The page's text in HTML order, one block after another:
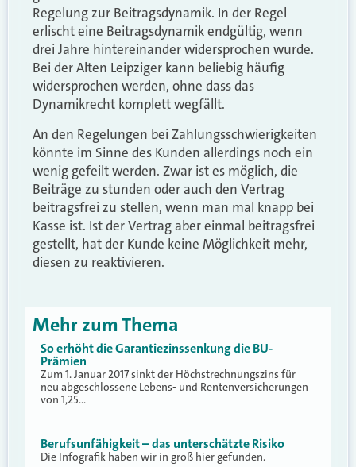
Regelung zur Beitragsdynamik. In der Regel
erlischt eine Beitragsdynamik endgültig, wenn
drei Jahre hintereinander widersprochen wurde.
Bei der Alten Leipziger kann beliebig häufig
widersprochen werden, ohne dass das
Dynamikrecht komplett wegfällt.
An den Regelungen bei Zahlungsschwierigkeiten
könnte im Sinne des Kunden allerdings noch ein
wenig gefeilt werden. Zwar ist es möglich, die
Beiträge zu stunden oder auch den Vertrag
beitragsfrei zu stellen, wenn man mal knapp bei
Kasse ist. Ist der Vertrag aber einmal beitragsfrei
gestellt, hat der Kunde keine Möglichkeit mehr,
diesen zu reaktivieren.
Mehr zum Thema
So erhöht die Garantiezinssenkung die BU-
Prämien
Zum 1. Januar 2017 sinkt der Höchstrechnungszins für
neu abgeschlossene Lebens- und Rentenversicherungen
von 1,25…
Berufsunfähigkeit – das unterschätzte Risiko
Die Infografik haben wir in groß hier gefunden.